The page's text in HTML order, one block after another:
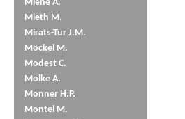
Miene A.
Mieth M.
Mirats-Tur J.M.
Möckel M.
Modest C.
Molke A.
Monner H.P.
Montel M.